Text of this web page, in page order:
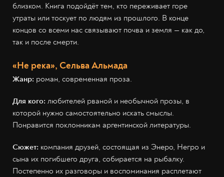
близком. Книга подойдёт тем, кто переживает горе
утраты или тоскует по людям из прошлого. В конце
концов со всеми нас связывают почва и земля — как до,
так и после смерти.
«Не река», Сельва Альмада
Жанр: роман, современная проза.
Для кого: любителей рваной и необычной прозы, в
которой нужно самостоятельно искать смыслы.
Понравится поклонникам аргентинской литературы.
Сюжет: компания друзей, состоящая из Энеро, Негро и
сына их погибшего друга, собирается на рыбалку.
Постепенно их разговоры и воспоминания расплетают